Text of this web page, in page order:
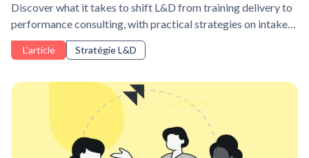
Discover what it takes to shift L&D from training delivery to
performance consulting, with practical strategies on intake
processes, systems thinking, and AI adoption.
L'article Stratégie L&D